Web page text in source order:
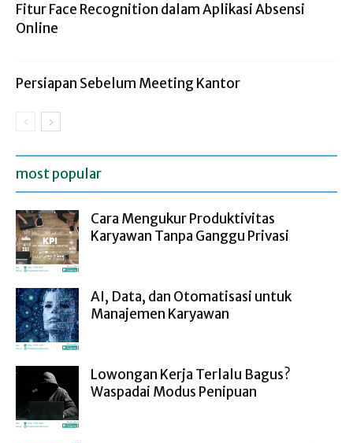
Fitur Face Recognition dalam Aplikasi Absensi
Online
Persiapan Sebelum Meeting Kantor
most popular
Cara Mengukur Produktivitas
Karyawan Tanpa Ganggu Privasi
AI, Data, dan Otomatisasi untuk
Manajemen Karyawan
Lowongan Kerja Terlalu Bagus?
Waspadai Modus Penipuan